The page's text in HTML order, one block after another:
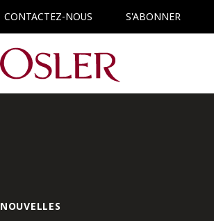
CONTACTEZ-NOUS S'ABONNER
Main Navigation
NOUVELLES